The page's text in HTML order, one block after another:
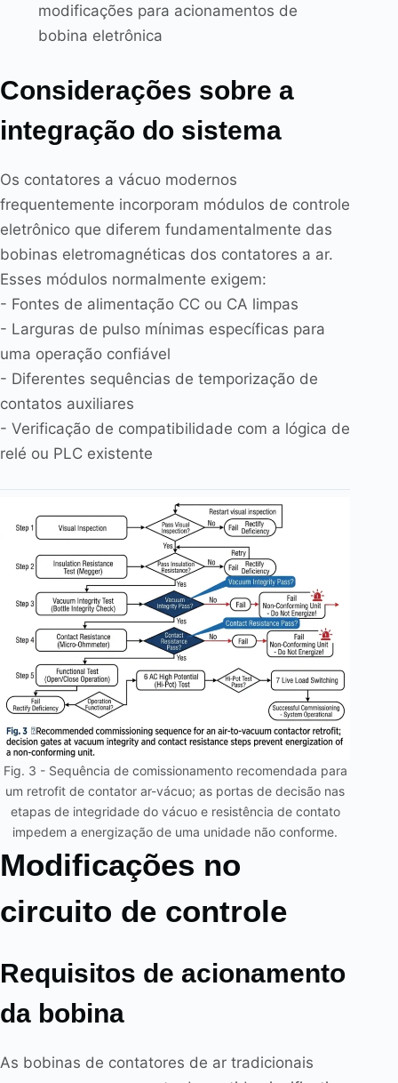
modificações para acionamentos de
bobina eletrônica
Considerações sobre a
integração do sistema
Os contatores a vácuo modernos
frequentemente incorporam módulos de controle
eletrônico que diferem fundamentalmente das
bobinas eletromagnéticas dos contatores a ar.
Esses módulos normalmente exigem:
- Fontes de alimentação CC ou CA limpas
- Larguras de pulso mínimas específicas para
uma operação confiável
- Diferentes sequências de temporização de
contatos auxiliares
- Verificação de compatibilidade com a lógica de
relé ou PLC existente
Fig. 3 - Sequência de comissionamento recomendada para
um retrofit de contator ar-vácuo; as portas de decisão nas
etapas de integridade do vácuo e resistência de contato
impedem a energização de uma unidade não conforme.
Modificações no
circuito de controle
Requisitos de acionamento
da bobina
As bobinas de contatores de ar tradicionais